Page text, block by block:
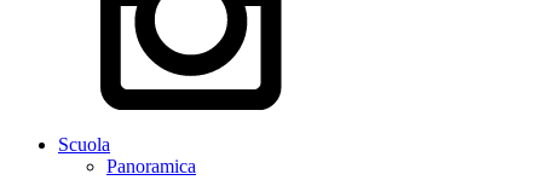
Scuola
Panoramica